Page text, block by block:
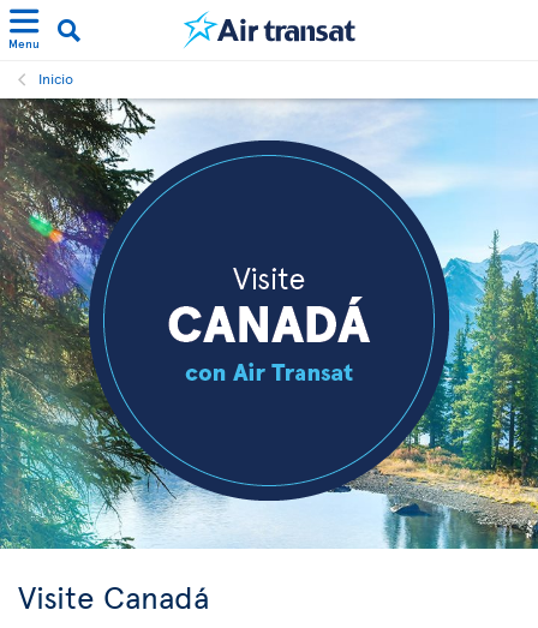
Menu
Inicio
Visite Canadá